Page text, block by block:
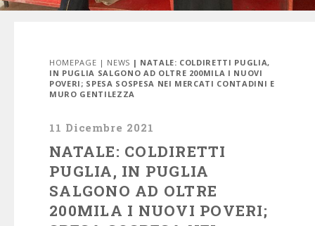
HOMEPAGE | NEWS | NATALE: COLDIRETTI PUGLIA,
IN PUGLIA SALGONO AD OLTRE 200MILA I NUOVI
POVERI; SPESA SOSPESA NEI MERCATI CONTADINI E
MURO GENTILEZZA
11 Dicembre 2021
NATALE: COLDIRETTI
PUGLIA, IN PUGLIA
SALGONO AD OLTRE
200MILA I NUOVI POVERI;